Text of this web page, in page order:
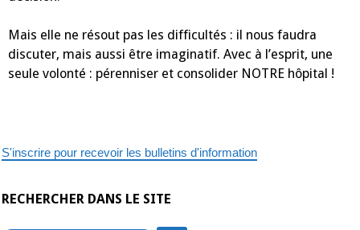
Mais elle ne résout pas les difficultés : il nous faudra
discuter, mais aussi être imaginatif. Avec à l’esprit, une
seule volonté : pérenniser et consolider NOTRE hôpital !
S'inscrire pour recevoir les bulletins d'information
RECHERCHER DANS LE SITE